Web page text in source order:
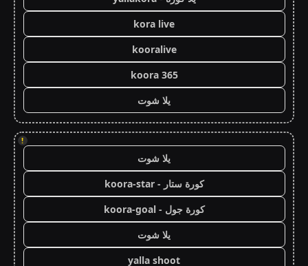
kora live
kooralive
koora 365
يلا شوت
!
يلا شوت
كورة ستار - koora-star
كورة جول - koora-goal
يلا شوت
yalla shoot